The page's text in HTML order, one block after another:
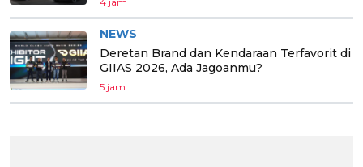
NEWS
Deretan Brand dan Kendaraan Terfavorit di
GIIAS 2026, Ada Jagoanmu?
5 jam